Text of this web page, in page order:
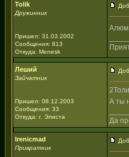
Tolik
Дружинник
Пришел: 31.03.2002
Сообщения: 813
Откуда: Menesk
Алюм,
Леший
Зайчатник
Пришел: 08.12.2003
Сообщения: 33
Откуда: г. Элиста
А ты
Да
Irenicmad
Привратник